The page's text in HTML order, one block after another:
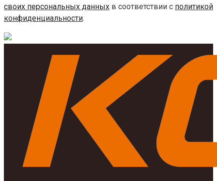
своих персональных данных в соответствии с политикой
конфиденциальности.